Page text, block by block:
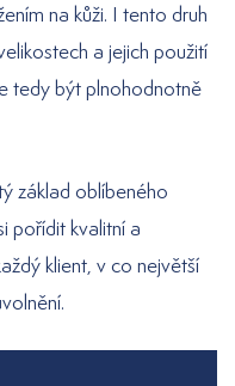
na kůži. I tento druh
a jejich použití
tedy být plnohodnotně
základ oblíbeného
pořídit kvalitní a
klient, v co největší